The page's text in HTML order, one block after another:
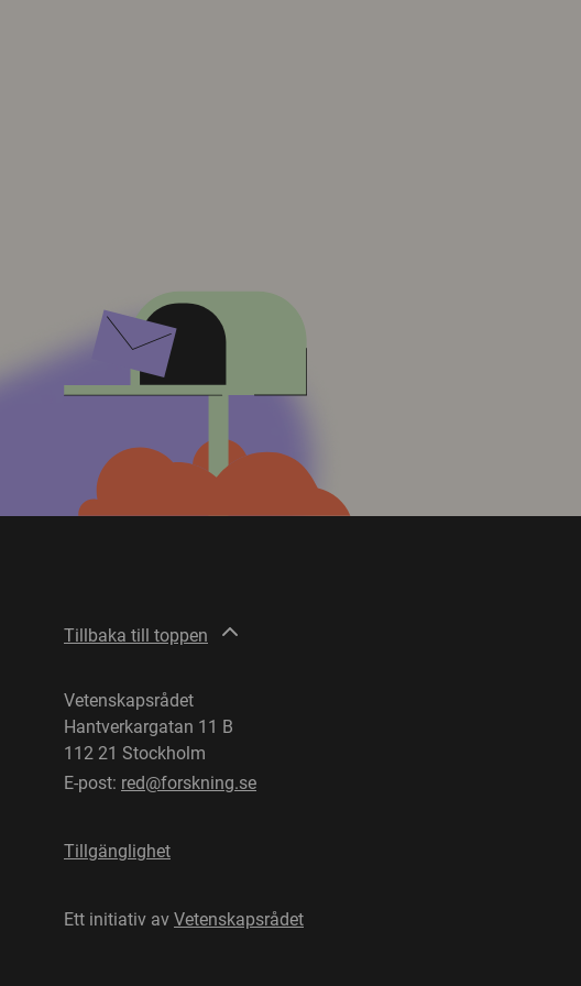
Tillbaka till toppen
Vetenskapsrådet
Hantverkargatan 11 B
112 21 Stockholm
E-post: red@forskning.se
Tillgänglighet
Ett initiativ av Vetenskapsrådet